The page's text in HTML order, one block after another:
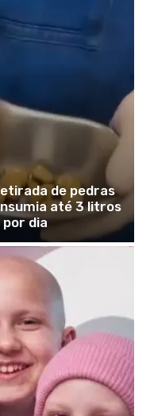
de pedras
até 3 litros
dia